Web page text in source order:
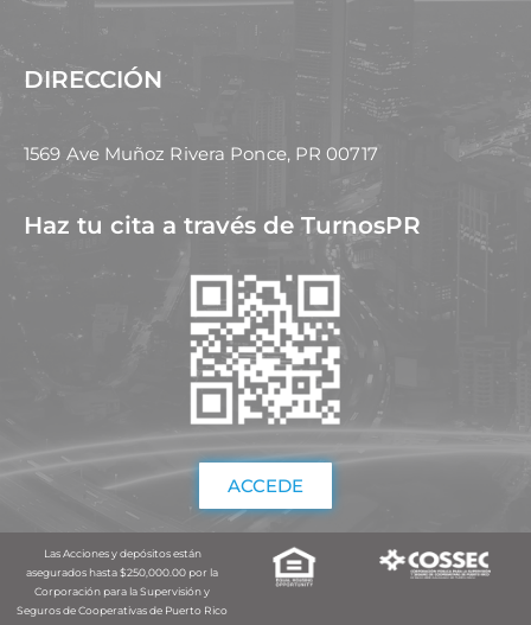
DIRECCIÓN
1569 Ave Muñoz Rivera Ponce, PR 00717
Haz tu cita a través de TurnosPR
ACCEDE
Las Acciones y depósitos están
asegurados hasta $250,000.00 por la
Corporación para la Supervisión y
Seguros de Cooperativas de Puerto Rico